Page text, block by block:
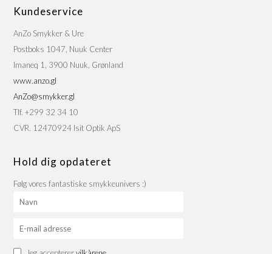
Kundeservice
AnZo Smykker & Ure
Postboks 1047, Nuuk Center
Imaneq 1, 3900 Nuuk, Grønland
www.anzo.gl
AnZo@smykker.gl
Tlf. +299 32 34 10
CVR. 12470924 Isit Optik ApS
Hold dig opdateret
Følg vores fantastiske smykkeunivers :)